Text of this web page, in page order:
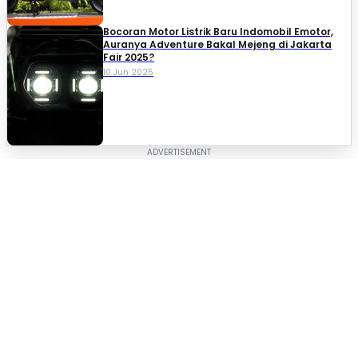
Bocoran Motor Listrik Baru Indomobil Emotor,
Auranya Adventure Bakal Mejeng di Jakarta
Fair 2025?
10 Jun 2025